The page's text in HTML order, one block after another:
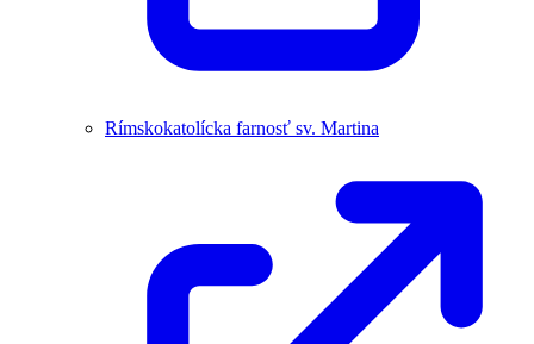
Rímskokatolícka farnosť sv. Martina